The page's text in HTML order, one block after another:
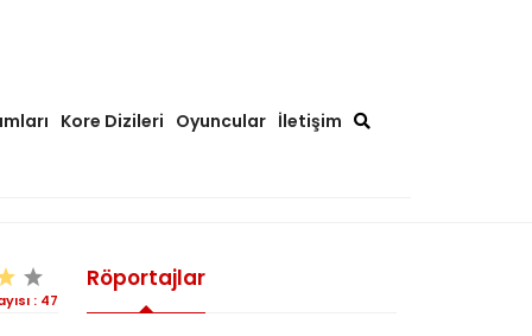
Kore Dizileri Oyuncular İletişim
: 47
Röportajlar